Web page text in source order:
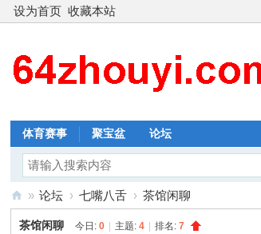
设为首页 收藏本站
体育赛事 聚宝盆 论坛
新
» 论坛 › 七嘴八舌 › 茶馆闲聊
茶馆闲聊 今日:0 主题:4 排名:7